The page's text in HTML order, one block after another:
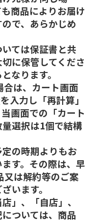
商品によりお届け
で、あらかじめ
ては保証書と共
に保管してくださ
なります。
は、カート画面
入力し「再計算」
画面での「カート
選択は1個で結構
の時期よりもお
す。その際は、早
又は解約等のご案
います。
」、「自店」、
については、商品